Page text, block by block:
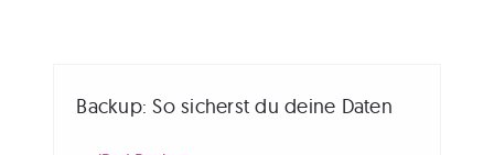
Backup: So sicherst du deine Daten